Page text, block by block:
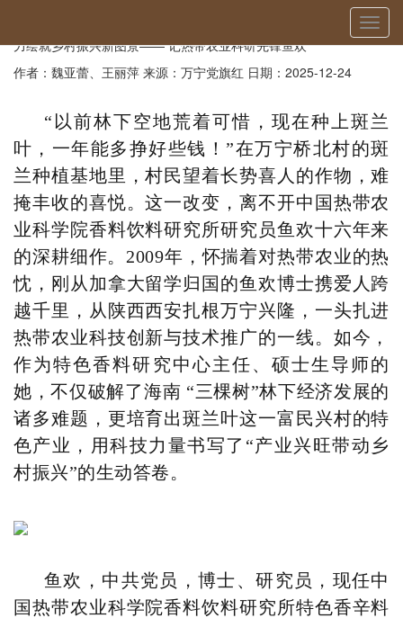
切
换
【万宁市委组织部】人才建功自贸港|破难题兴产业惠民生 以科技之
力绘就乡村振兴新图景—— 记热带农业科研先锋鱼欢
作者：魏亚蕾、王丽萍 来源：万宁党旗红 日期：2025-12-24
“以前林下空地荒着可惜，现在种上斑兰
叶，一年能多挣好些钱 ！”在万宁桥北村的斑
兰种植基地里，村民望着长势喜人的作物，难
掩丰收的喜悦。这一改变，离不开中国热带农
业科学院香料饮料研究所研究员鱼欢十六年来
的深耕细作。2009年，怀揣着对热带农业的热
忱，刚从加拿大留学归国的鱼欢博士携爱人跨
越千里，从陕西西安扎根万宁兴隆，一头扎进
热带农业科技创新与技术推广的一线。如今，
作为特色香料研究中心主任、硕士生导师的
她，不仅破解了海南 “三棵树”林下经济发展的
诸多难题，更培育出斑兰叶这一富民兴村的特
色产业，用科技力量书写了“产业兴旺带动乡
村振兴”的生动答卷。
鱼欢，中共党员，博士、研究员，现任中
国热带农业科学院香料饮料研究所特色香辛料